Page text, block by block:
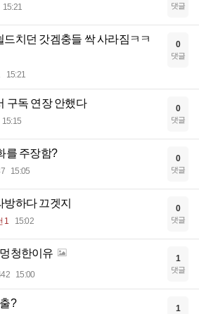
15:21 댓글
드치던 갓겜충들 싹 사라짐ㅋㅋ
15:21
0
댓글
구독 연장 안했다
15:15
0
댓글
를 주장함?
15:05
0
댓글
하다 끄겟지
1 15:02
0
댓글
청한이유
15:00
1
댓글
? 1